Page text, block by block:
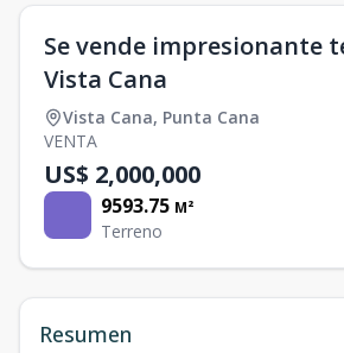
Se vende impresionante
Vista Cana
Vista Cana, Punta Cana
VENTA
US$ 2,000,000
9593.75 M²
Terreno
Resumen